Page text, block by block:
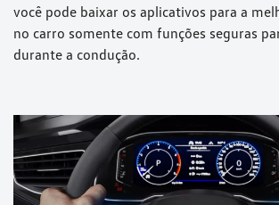
você pode baixar os aplicativos para a
no carro somente com funções seguras
durante a condução.